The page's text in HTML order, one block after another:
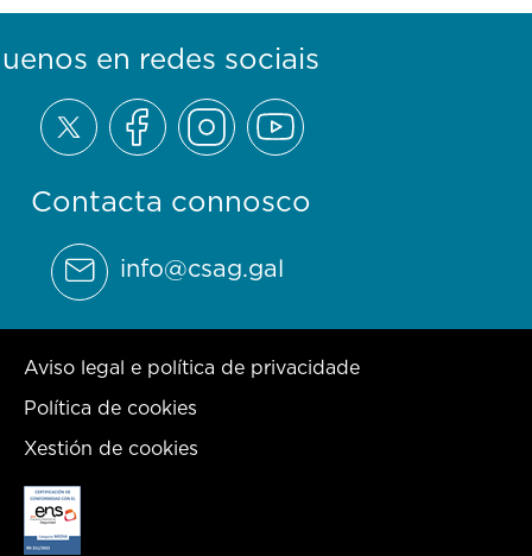
Contacta connosco
info@csag.gal
en redes sociais
Aviso legal e política de privacidade
Política de cookies
Xestión de cookies